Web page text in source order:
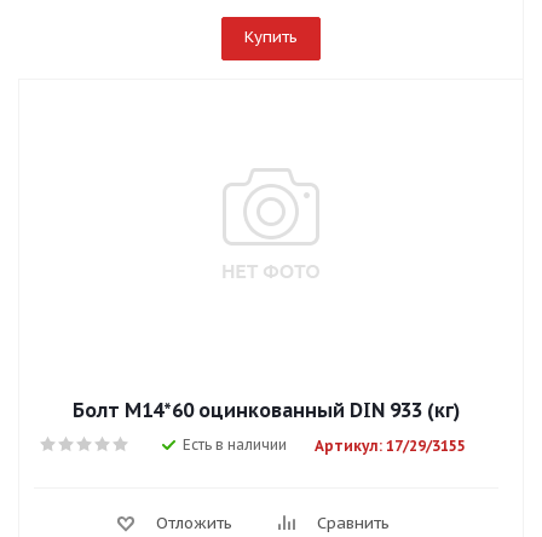
Купить
Болт М14*60 оцинкованный DIN 933 (кг)
Есть в наличии Артикул: 17/29/3155
Отложить Сравнить